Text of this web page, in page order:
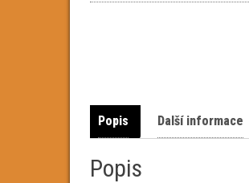
Popis Další informace
Popis